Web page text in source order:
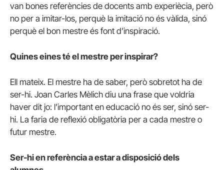
van bones referències de docents amb experiècia, però
no per a imitar-los, perquè la imitació no és vàlida, sinó
perquè el bon mestre és font d’inspiració.
Quines eines té el mestre per inspirar?
Ell mateix. El mestre ha de saber, però sobretot ha de
ser-hi. Joan Carles Mèlich diu una frase que voldria
haver dit jo: l’important en educació no és ser, sinó ser-
hi. La faria de reflexió obligatòria per a cada mestre o
futur mestre.
Ser-hi en referència a estar a disposició dels